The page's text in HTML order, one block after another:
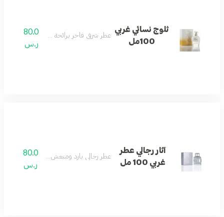
ثلوج نسائي غربي
100مل
عطر شرقي فاخر برائحة ذهبية دافئة.
80.0
ر.س
آثار رجالي عطر
غربي 100 مل
عطر رجالي بارد ومنعش بنفحات غربية.
80.0
ر.س